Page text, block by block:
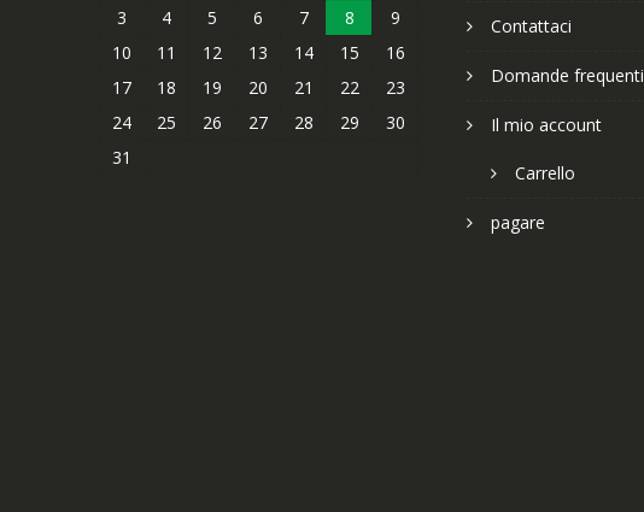
3
4 5 6 7 8
9
10
11 12 13 14 15
16
17
18 19 20 21 22
23
24
25 26 27 28 29
30
31
Contattaci
Domande frequenti
Il mio account
Carrello
pagare